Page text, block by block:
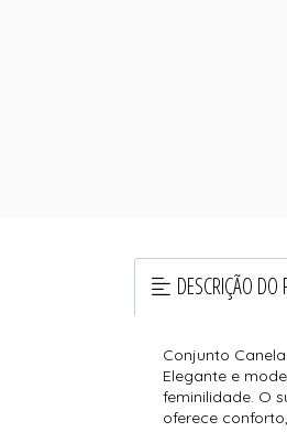
DESCRIÇÃO DO
Conjunto
Elegante e
feminilidade. O
oferece